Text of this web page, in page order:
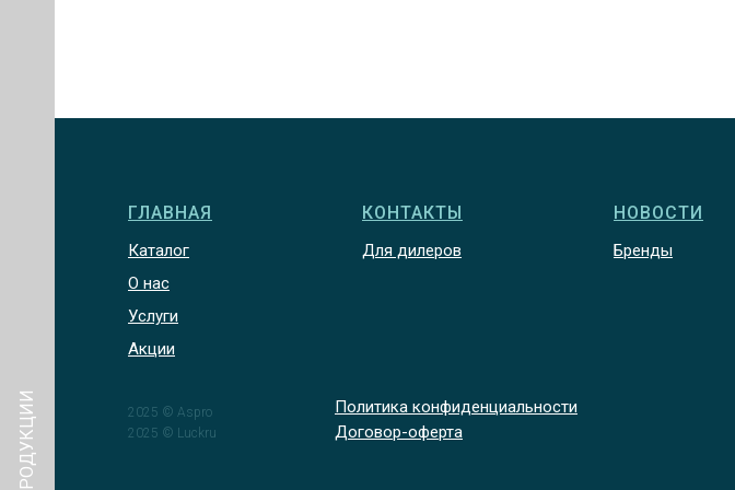
ГЛАВНАЯ
Каталог
О нас
Услуги
Акции
КОНТАКТЫ
Для дилеров
НОВОСТИ
Бренды
2025 © Aspro
2025 © Luckru
Политика конфиденциальности
Договор-оферта